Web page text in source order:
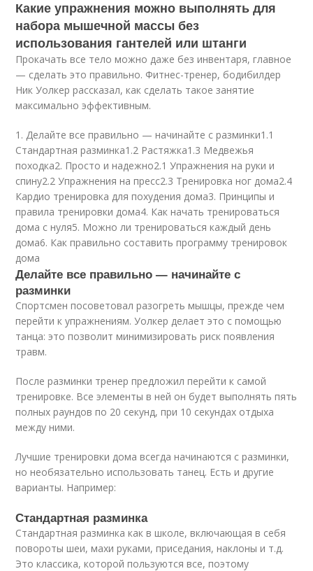
Какие упражнения можно выполнять для
набора мышечной массы без
использования гантелей или штанги
Прокачать все тело можно даже без инвентаря, главное
— сделать это правильно. Фитнес-тренер, бодибилдер
Ник Уолкер рассказал, как сделать такое занятие
максимально эффективным.
1. Делайте все правильно — начинайте с разминки1.1
Стандартная разминка1.2 Растяжка1.3 Медвежья
походка2. Просто и надежно2.1 Упражнения на руки и
спину2.2 Упражнения на пресс2.3 Тренировка ног дома2.4
Кардио тренировка для похудения дома3. Принципы и
правила тренировки дома4. Как начать тренироваться
дома с нуля5. Можно ли тренироваться каждый день
дома6. Как правильно составить программу тренировок
дома
Делайте все правильно — начинайте с
разминки
Спортсмен посоветовал разогреть мышцы, прежде чем
перейти к упражнениям. Уолкер делает это с помощью
танца: это позволит минимизировать риск появления
травм.
После разминки тренер предложил перейти к самой
тренировке. Все элементы в ней он будет выполнять пять
полных раундов по 20 секунд, при 10 секундах отдыха
между ними.
Лучшие тренировки дома всегда начинаются с разминки,
но необязательно использовать танец. Есть и другие
варианты. Например:
Стандартная разминка
Стандартная разминка как в школе, включающая в себя
повороты шеи, махи руками, приседания, наклоны и т.д.
Это классика, которой пользуются все, поэтому